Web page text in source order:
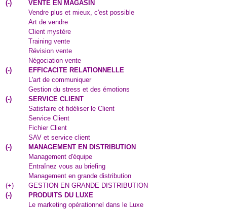
(-)
VENTE EN MAGASIN
Vendre plus et mieux, c'est possible
Art de vendre
Client mystère
Training vente
Révision vente
Négociation vente
(-)
EFFICACITE RELATIONNELLE
L'art de communiquer
Gestion du stress et des émotions
(-)
SERVICE CLIENT
Satisfaire et fidéliser le Client
Service Client
Fichier Client
SAV et service client
(-)
MANAGEMENT EN DISTRIBUTION
Management d'équipe
Entraînez vous au briefing
Management en grande distribution
(+)
GESTION EN GRANDE DISTRIBUTION
(-)
PRODUITS DU LUXE
Le marketing opérationnel dans le Luxe